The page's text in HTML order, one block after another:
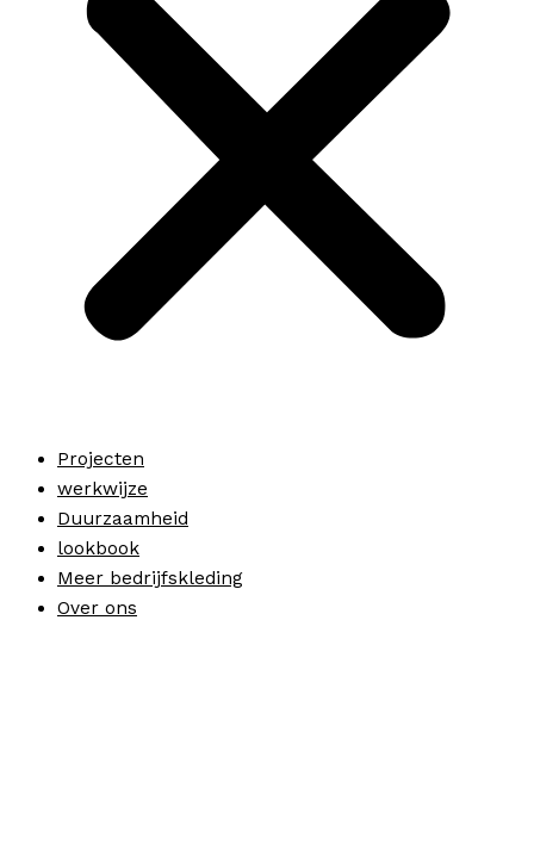
Projecten
werkwijze
Duurzaamheid
lookbook
Meer bedrijfskleding
Over ons